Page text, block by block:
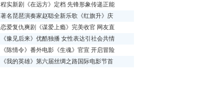
程实新剧《在远方》定档 先锋形象传递正能
著名琵琶演奏家赵聪全新乐歌《红旗升》庆
恋爱复仇爽剧《谋爱上瘾》完美收官 网友直
《豫见后来》优酷独播 女性表达引社会共情
《陈情令》番外电影《生魂》官宣 开启冒险
《我的英雄》第六届丝绸之路国际电影节首